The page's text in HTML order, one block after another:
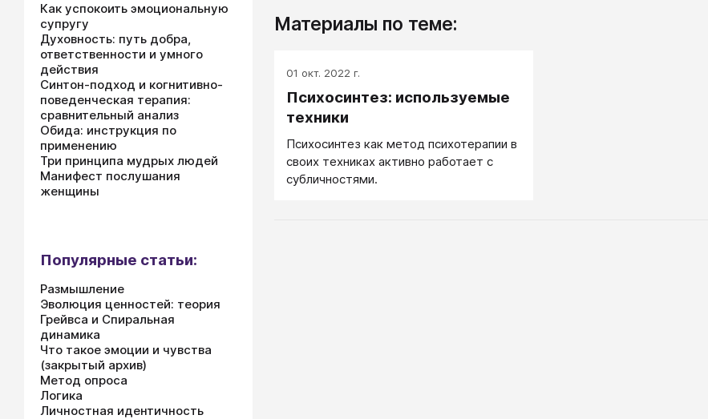
Материалы по теме:
01 окт. 2022 г.
Психосинтез: используемые
техники
Психосинтез как метод психотерапии в
своих техниках активно работает с
субличностями.
Как успокоить эмоциональную
супругу
Духовность: путь добра,
ответственности и умного
действия
Синтон-подход и когнитивно-
поведенческая терапия:
сравнительный анализ
Обида: инструкция по
применению
Три принципа мудрых людей
Манифест послушания
женщины
Популярные статьи:
Размышление
Эволюция ценностей: теория
Грейвса и Спиральная
динамика
Что такое эмоции и чувства
(закрытый архив)
Метод опроса
Логика
Личностная идентичность